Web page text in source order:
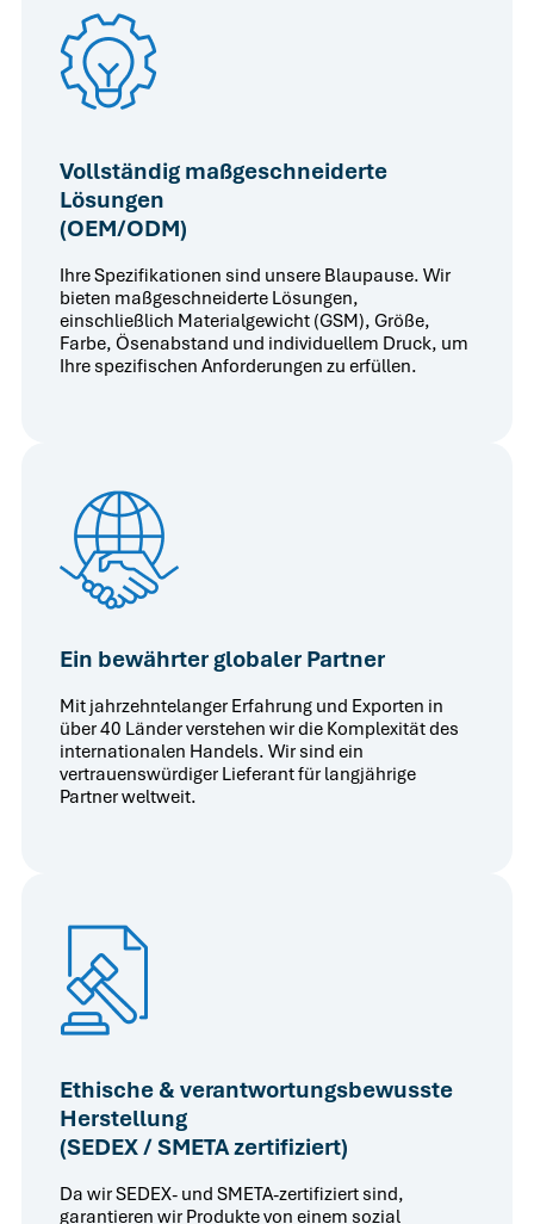
Vollständig maßgeschneiderte
Lösungen
(OEM/ODM)
Ihre Spezifikationen sind unsere Blaupause. Wir
bieten maßgeschneiderte Lösungen,
einschließlich Materialgewicht (GSM), Größe,
Farbe, Ösenabstand und individuellem Druck, um
Ihre spezifischen Anforderungen zu erfüllen.
Ein bewährter globaler Partner
Mit jahrzehntelanger Erfahrung und Exporten in
über 40 Länder verstehen wir die Komplexität des
internationalen Handels. Wir sind ein
vertrauenswürdiger Lieferant für langjährige
Partner weltweit.
Ethische & verantwortungsbewusste
Herstellung
(SEDEX / SMETA zertifiziert)
Da wir SEDEX- und SMETA-zertifiziert sind,
garantieren wir Produkte von einem sozial